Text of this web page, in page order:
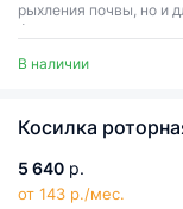
рыхления почвы, но и
Фреза
В наличии
Косилка
5 640 р.
от 143 р./мес.